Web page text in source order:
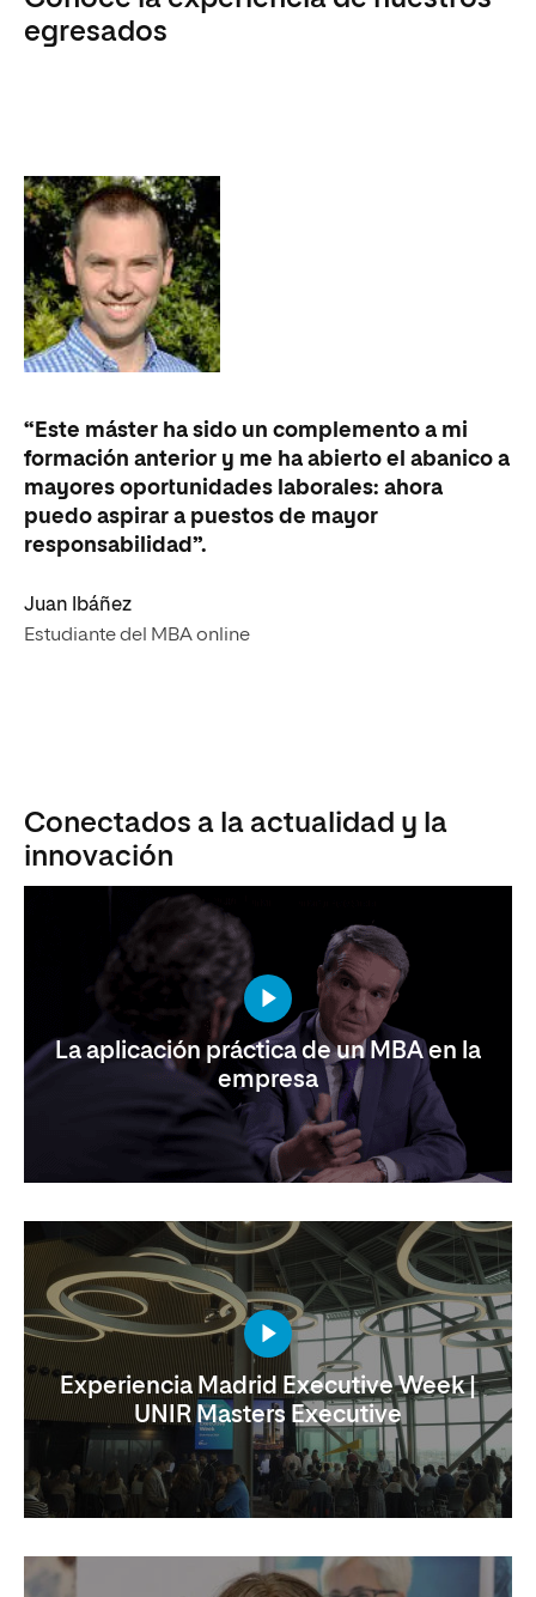
egresados
“Este máster ha sido un complemento a mi
formación anterior y me ha abierto el abanico a
mayores oportunidades laborales: ahora
puedo aspirar a puestos de mayor
responsabilidad”.
Juan Ibáñez
Estudiante del MBA online
Conectados a la actualidad y la
innovación
La aplicación práctica de un MBA en la
empresa
Experiencia Madrid Executive Week |
UNIR Masters Executive